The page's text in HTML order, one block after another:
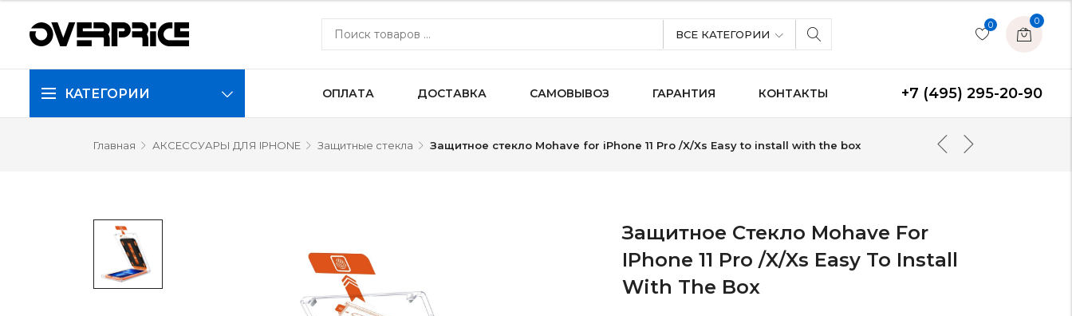
ВСЕ КАТЕГОРИИ
0 0
КАТЕГОРИИ ОПЛАТА ДОСТАВКА САМОВЫВОЗ ГАРАНТИЯ КОНТАКТЫ +7 (495) 295-20-90
Главная АКСЕССУАРЫ ДЛЯ IPHONE Защитные стекла Защитное стекло Mohave for iPhone 11 Pro /X/Xs Easy to install with the box
Защитное Стекло Mohave For
IPhone 11 Pro /X/Xs Easy To Install
With The Box